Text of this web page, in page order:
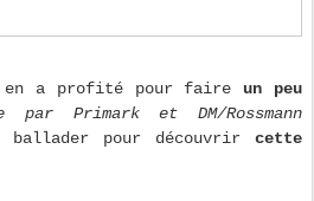
en a profité pour faire un peu
par Primark et DM/Rossmann
pour découvrir cette